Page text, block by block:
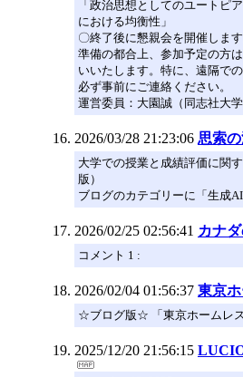
「政治思想としてのユートピ
における均衡性」
〇終了後に懇親会を開催します
準備の都合上、参加予定の方
いいたします。特に、遠隔で
必ず事前にご連絡ください。
運営委員：大園誠（同志社大
2026/03/28 21:23:06 思索
大学での授業と成績評価に関
版）
ブログのカテゴリーに「生成
2026/02/25 02:56:41 カナ
コメント 1 :
2026/02/04 01:56:37 東京
☆ブログ版☆ 「東京ホームレ
2025/12/20 21:56:15